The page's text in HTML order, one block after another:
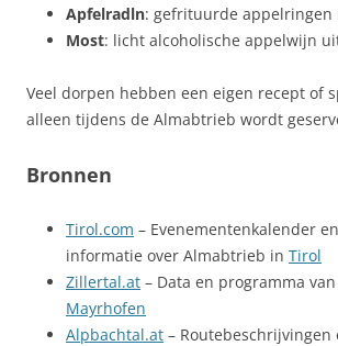
Apfelradln: gefrituurde appelringen
Most: licht alcoholische appelwijn
Veel dorpen hebben een eigen recept of
alleen tijdens de Almabtrieb wordt
Bronnen
Tirol.com – Evenementenkalender
informatie over Almabtrieb in Tirol
Zillertal.at – Data en programma
Mayrhofen
Alpbachtal.at –